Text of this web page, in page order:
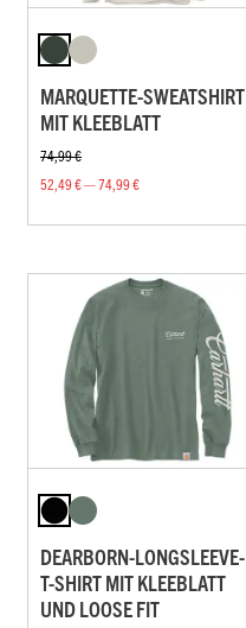
MARQUETTE-SWEATSHIRT
MIT KLEEBLATT
74,99 €
52,49 € — 74,99 €
DEARBORN-LONGSLEEVE-
T-SHIRT MIT KLEEBLATT
UND LOOSE FIT